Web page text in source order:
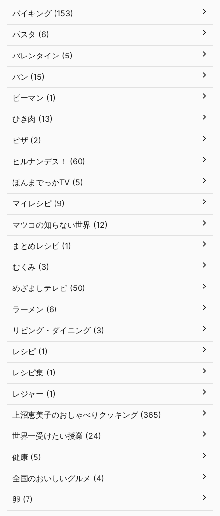
バイキング (153)
パスタ (6)
バレンタイン (5)
パン (15)
ピーマン (1)
ひき肉 (13)
ピザ (2)
ヒルナンデス！ (60)
ほんまでっかTV (5)
マイレシピ (9)
マツコの知らない世界 (12)
まとめレシピ (1)
むくみ (3)
めざましテレビ (50)
ラーメン (6)
リビング・ダイニング (3)
レシピ (1)
レシピ集 (1)
レジャー (1)
上沼恵美子のおしゃべりクッキング (365)
世界一受けたい授業 (24)
健康 (5)
全国のおいしいグルメ (4)
卵 (7)